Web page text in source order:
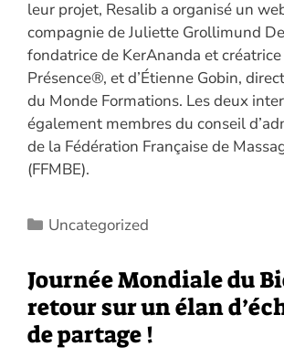
leur projet, Resalib a organisé un
compagnie de Juliette Grollimund
fondatrice de KerAnanda et
Présence®, et d’Étienne Gobin,
du Monde Formations. Les deux
également membres du conseil
de la Fédération Française de
(FFMBE).
Catégories
Uncategorized
Journée Mondiale du
retour sur un élan
de partage !